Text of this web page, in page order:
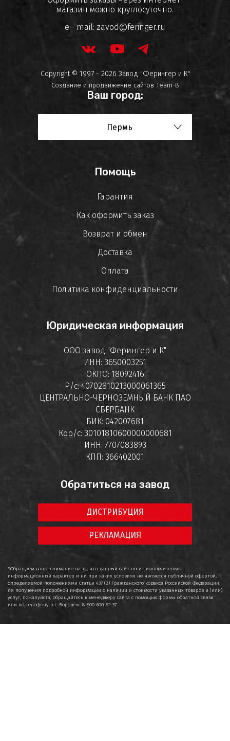
магазин можно круглосуточно.
e - mail: zavod@feringer.ru
Copyright © 1997 - 2026 Завод "Ферингер и К"
Создание и продвижение сайтов Team-B
Ваш город:
Пермь
Помощь
Гарантия
Как оформить заказ
Возврат и обмен
Доставка
Оплата
Политика конфиденциальности
Юридическая информация
ООО завод "Ферингер и К"
ИНН: 3650003251
ОКПО: 18092416
Р/с: 40702810213000061365
ЦЕНТРАЛЬНО-ЧЕРНОЗЕМНЫЙ БАНК ПАО
СБЕРБАНК
БИК: 042007681
Кор/с: 30101810600000000681
ИНН: 7707083893
КПП: 366402001
Обратиться на завод
ДИСТРИБУЦИЯ
РЕКЛАМАЦИЯ
"Обращаем ваше внимание на то, что данный сайт носит исключительно
информационный характер и ни при каких условиях не является публичной офертой,
определяемой положениями Статьи 437 (2) Гражданского кодекса Российской Федерации.
ля получения подробной информации о наличии и стоимости указанных товаров и (или)
услуг, пожалуйста, обращайтесь к менеджеру сайта с помощью формы обратной связи
или по телефону в г. Воронеж: 8-800-600-82-37